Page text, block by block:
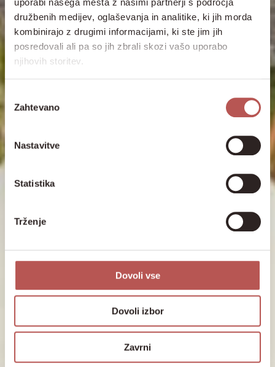
uporabi našega mesta z našimi partnerji s področja
družbenih medijev, oglaševanja in analitike, ki jih morda
kombinirajo z drugimi informacijami, ki ste jim jih
posredovali ali pa so jih zbrali skozi vašo uporabo
njihovih storitev.
soglasja
Zahtevano
Nastavitve
Statistika
Trženje
Dovoli vse
Dovoli izbor
Zavrni